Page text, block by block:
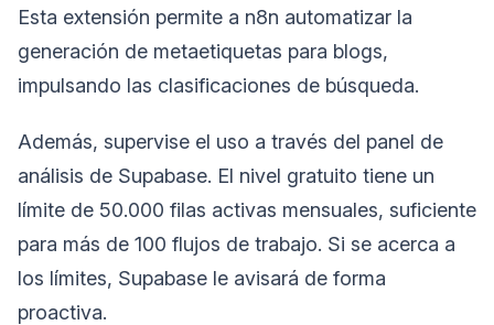
Esta extensión permite a n8n automatizar la
generación de metaetiquetas para blogs,
impulsando las clasificaciones de búsqueda.
Además, supervise el uso a través del panel de
análisis de Supabase. El nivel gratuito tiene un
límite de 50.000 filas activas mensuales, suficiente
para más de 100 flujos de trabajo. Si se acerca a
los límites, Supabase le avisará de forma
proactiva.